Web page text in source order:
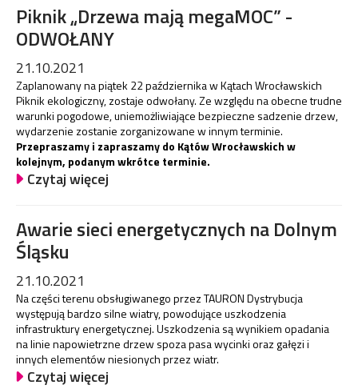
Piknik „Drzewa mają megaMOC” -
ODWOŁANY
21.10.2021
Zaplanowany na piątek 22 października w Kątach Wrocławskich
Piknik ekologiczny, zostaje odwołany. Ze względu na obecne trudne
warunki pogodowe, uniemożliwiające bezpieczne sadzenie drzew,
wydarzenie zostanie zorganizowane w innym terminie.
Przepraszamy i zapraszamy do Kątów Wrocławskich w
kolejnym, podanym wkrótce terminie.
Czytaj więcej
Awarie sieci energetycznych na Dolnym
Śląsku
21.10.2021
Na części terenu obsługiwanego przez TAURON Dystrybucja
występują bardzo silne wiatry, powodujące uszkodzenia
infrastruktury energetycznej. Uszkodzenia są wynikiem opadania
na linie napowietrzne drzew spoza pasa wycinki oraz gałęzi i
innych elementów niesionych przez wiatr.
Czytaj więcej